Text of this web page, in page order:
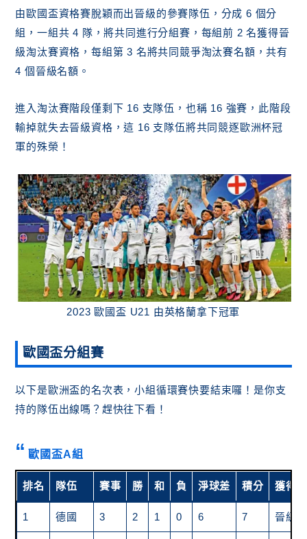
由歐國盃資格賽脫穎而出晉級的參賽隊伍，分成 6 個分
組，一組共 4 隊，將共同進行分組賽，每組前 2 名獲得晉
級淘汰賽資格，每組第 3 名將共同競爭淘汰賽名額，共有
4 個晉級名額。
進入淘汰賽階段僅剩下 16 支隊伍，也稱 16 強賽，此階段
輸掉就失去晉級資格，這 16 支隊伍將共同競逐歐洲杯冠
軍的殊榮！
2023 歐國盃 U21 由英格蘭拿下冠軍
歐國盃分組賽
以下是歐洲盃的名次表，小組循環賽快要結束囉！是你支
持的隊伍出線嗎？趕快往下看！
歐國盃A組
排名 隊伍 賽事 勝 和 負 淨球差 積分 獲得
1 德國 3 2 1 0 6 7 晉級